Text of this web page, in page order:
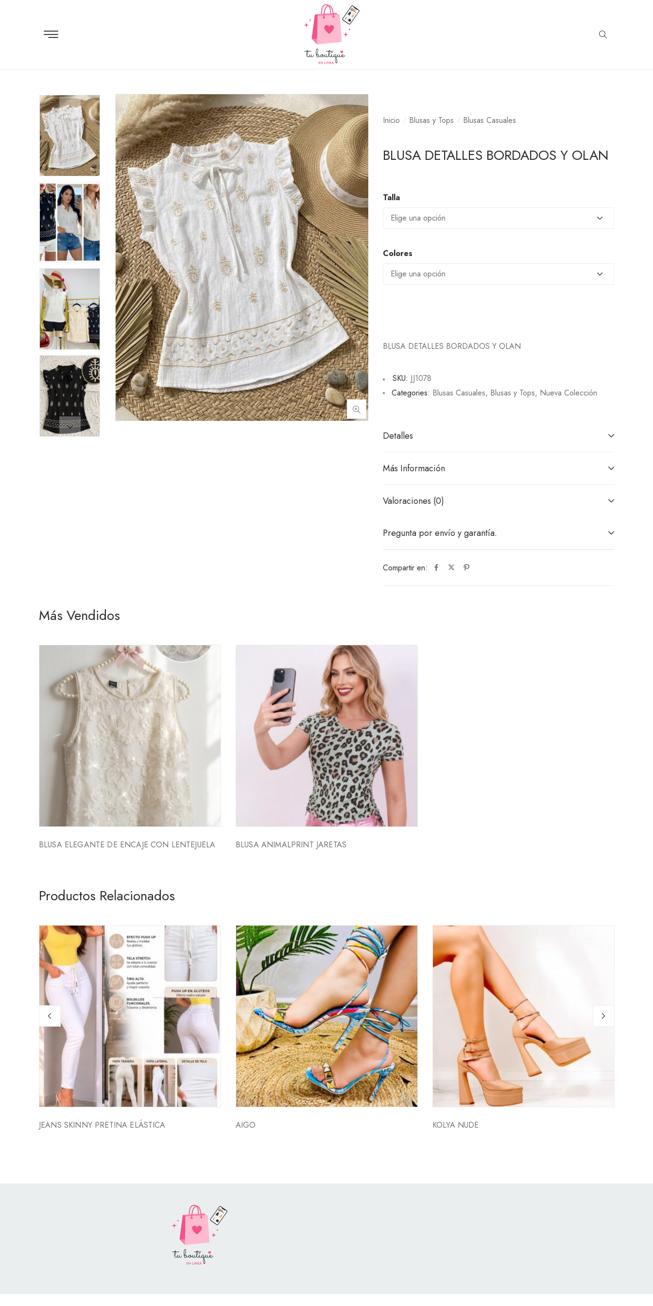
Inicio Blusas y Tops Blusas Casuales
BLUSA DETALLES BORDADOS Y OLAN
Talla
Colores
BLUSA DETALLES BORDADOS Y OLAN
Compartir en:
SKU: JJ1078
Categories: Blusas Casuales, Blusas y Tops, Nueva Colección
Detalles
Más Información
Valoraciones (0)
Pregunta por envío y garantía.
Más Vendidos
BLUSA ELEGANTE DE ENCAJE CON LENTEJUELA BLUSA ANIMALPRINT JARETAS
Productos Relacionados
JEANS SKINNY PRETINA ELÁSTICA AIGO KOLYA NUDE